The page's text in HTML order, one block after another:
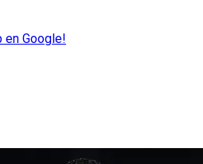
en Google!